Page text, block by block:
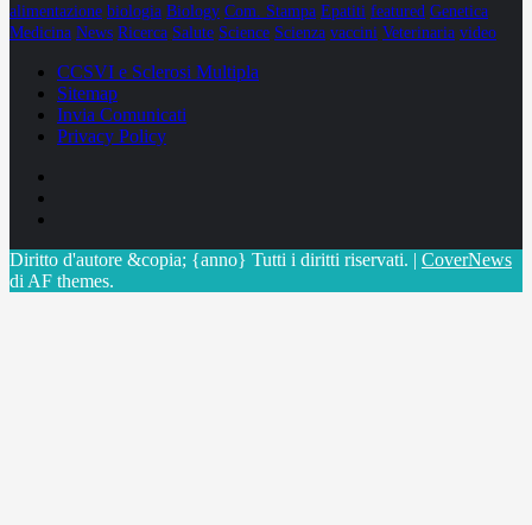
alimentazione biologia Biology Com. Stampa Epatiti featured Genetica
Medicina News Ricerca Salute Science Scienza vaccini Veterinaria video
CCSVI e Sclerosi Multipla
Sitemap
Invia Comunicati
Privacy Policy
Diritto d'autore &copia; {anno} Tutti i diritti riservati. | CoverNews
di AF themes.